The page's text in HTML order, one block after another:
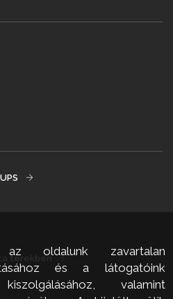
terekben
az oldalunk zavartalan
és a látogatóink
valamint